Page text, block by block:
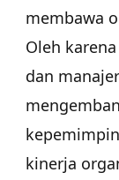
membawa
Oleh
dan
kinerja